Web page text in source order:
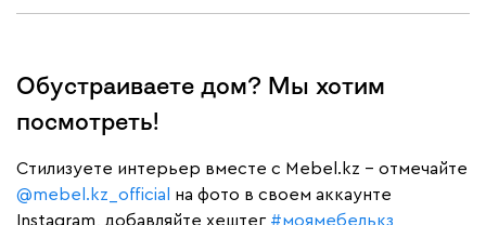
Обустраиваете дом? Мы хотим
посмотреть!
Cтилизуете интерьер вместе с Mebel.kz – отмечайте
@mebel.kz_official
на фото в своем аккаунте
Instagram, добавляйте хештег #моямебелькз